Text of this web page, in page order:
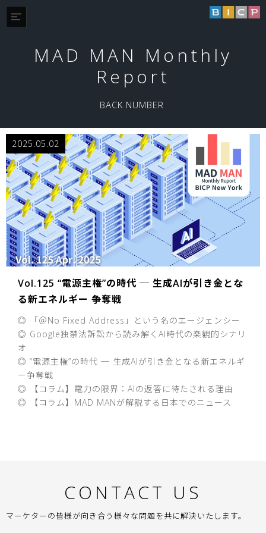
MAD MAN Monthly
Report
BACK NUMBER
Vol.125 “電源主権”の時代 ─ 生成AIが引き金とな
る新エネルギー 争奪戦
◎ 「＠No Fixed Address」という名のエージェンシー
◎ Google独禁法訴訟から読み解くAI時代の楽観的シナリ
オ
◎ “電源主権”の時代 ─ 生成AIが引き金となる新エネルギ
ー争奪戦
◎ 【コラム】電力の限界：AIの返答に待たされる理由
◎ 【コラム】MAD MANが解説する日本でのニュース
2025.05.02
CONTACT US
マーケターの皆様が向き合う様々な問題を共に解決いたします。